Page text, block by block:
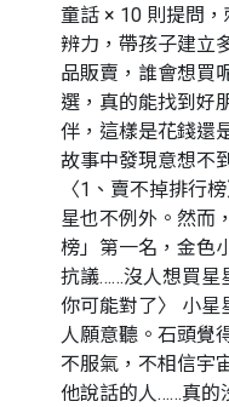
童話 × 10 則提問
辨力，帶孩子建立
品販賣，誰會想買
選，真的能找到好
伴，這樣是花錢還
故事中發現意想不
〈1、賣不掉排行
星也不例外。然而
榜」第一名，金色
抗議……沒人想買星
你可能對了〉 小星
人願意聽。石頭覺
不服氣，不相信宇
他說話的人……真的